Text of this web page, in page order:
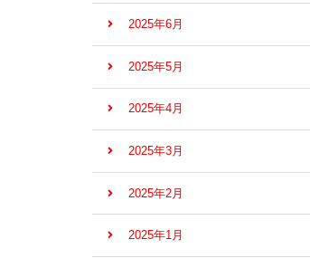
2025年6月
2025年5月
2025年4月
2025年3月
2025年2月
2025年1月